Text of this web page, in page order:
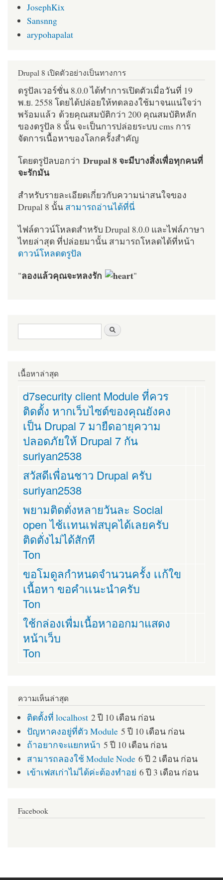
JosephKix
Sansnng
arypohapalat
Drupal 8 เปิดตัวอย่างเป็นทางการ
ดรูปัลเวอร์ชั่น 8.0.0 ได้ทำการเปิดตัวเมื่อวันที่ 19
พ.ย. 2558 โดยได้ปล่อยให้ทดลองใช้มาจนแน่ใจว่า
พร้อมแล้ว ด้วยคุณสมบัติกว่า 200 คุณสมบัติหลัก
ของดรูปัล 8 นั้น จะเป็นการปล่อยระบบ cms การ
จัดการเนื้อหาของโลกครั้งสำคัญ
โดยดรูปัลบอกว่า Drupal 8 จะมีบางสิ่งเพื่อทุกคนที่
จะรักมัน
สำหรับรายละเอียดเกี่ยวกับความน่าสนใจของ
Drupal 8 นั้น สามารถอ่านได้ที่นี่
ไฟล์ดาวน์โหลดสำหรับ Drupal 8.0.0 และไฟล์ภาษา
ไทยล่าสุด ที่ปล่อยมานั้น สามารถโหลดได้ที่หน้า
ดาวน์โหลดดรูปัล
"ลองแล้วคุณจะหลงรัก "
ฟอร์มค้นหา
เนื้อหาล่าสุด
d7security client Module ที่ควร
ติดตั้ง หากเว็บไซต์ของคุณยังคง
เป็น Drupal 7 มายืดอายุความ
ปลอดภัยให้ Drupal 7 กัน
suriyan2538
สวัสดีเพื่อนชาว Drupal ครับ
suriyan2538
พยามติดตั่งหลายวันละ Social
open ไช้เเทนเฟสบุคได้เลยครับ
ติดตั่งไม่ได้สักที
Ton
ขอโมดูลกำหนดจำนวนครั้ง เเก้ใข
เนื้อหา ขอคำเเนะนำครับ
Ton
ใช้กล่องเพื่มเนื้อหาออกมาแสดง
หน้าเว็บ
Ton
ความเห็นล่าสุด
ติดตั้งที่ localhost 2 ปี 10 เดือน ก่อน
ปัญหาคงอยู่ที่ตัว Module 5 ปี 10 เดือน ก่อน
ถ้าอยากจะแยกหน้า 5 ปี 10 เดือน ก่อน
สามารถลองใช้ Module Node 6 ปี 2 เดือน ก่อน
เข้าเฟสเก่าไม่ได้ค่ะต้องทำอย่ 6 ปี 3 เดือน ก่อน
Facebook